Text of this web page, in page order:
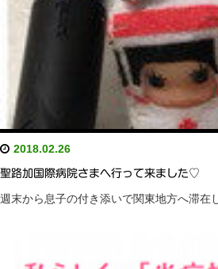
2018.02.26
聖路加国際病院さまへ行って来ました♡
週末から息子の付き添いで関東地方へ滞